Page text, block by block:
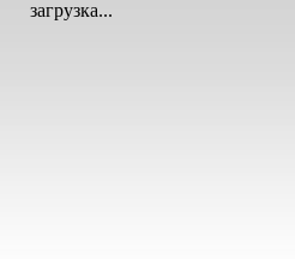
загрузка...